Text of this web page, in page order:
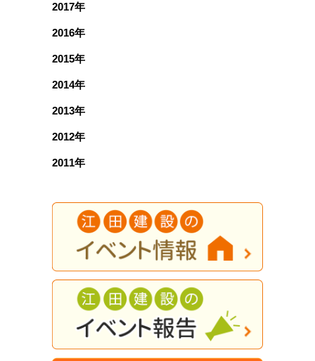
2017年
2016年
2015年
2014年
2013年
2012年
2011年